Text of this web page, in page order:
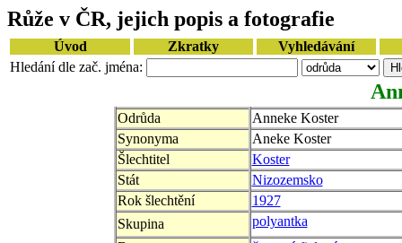
Růže v ČR, jejich popis a fotografie
Úvod Zkratky
Vyhledávání
Hledání dle zač. jména:
Odrůda
Anneke Koster
Synonyma
Aneke Koster
Šlechtitel
Koster
Stát
Nizozemsko
Rok šlechtění
1927
Skupina
polyantka